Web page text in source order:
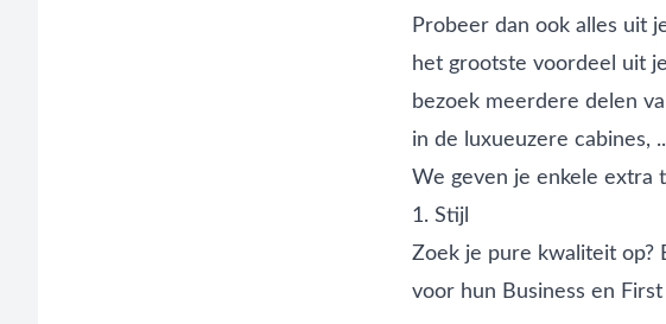
Probeer dan ook alles uit
het grootste voordeel uit
bezoek meerdere delen
in de luxueuzere cabines,
We geven je enkele extra
1. Stijl
Zoek je pure kwaliteit op?
voor hun Business en